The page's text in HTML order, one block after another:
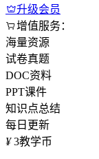
升级会员
增值服务：
海量资源
试卷真题
DOC资料
PPT课件
知识点总结
每日更新
¥ 3教学币